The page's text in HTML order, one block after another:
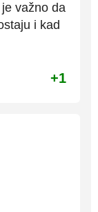
važno da
i kad
+1